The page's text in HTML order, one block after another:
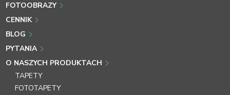
FOTOOBRAZY
CENNIK
BLOG
PYTANIA
O NASZYCH PRODUKTACH
TAPETY
FOTOTAPETY